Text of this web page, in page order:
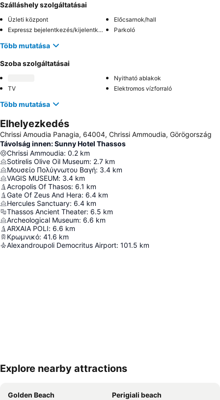
Szálláshely szolgáltatásai
Üzleti központ
Előcsarnok/hall
Expressz bejelentkezés/kijelentkezés
Parkoló
Több mutatása
Szoba szolgáltatásai
Nyitható ablakok
TV
Elektromos vízforraló
Több mutatása
Elhelyezkedés
Chrissi Amoudia Panagia, 64004, Chrissi Ammoudia, Görögország
Távolság innen: Sunny Hotel Thassos
Chrissi Ammoudia: 0.2 km
Sotirelis Olive Oil Museum: 2.7 km
Μουσείο Πολύγνωτου Βαγή: 3.4 km
VAGIS MUSEUM: 3.4 km
Acropolis Of Thasos: 6.1 km
Gate Of Zeus And Hera: 6.4 km
Hercules Sanctuary: 6.4 km
Thassos Ancient Theater: 6.5 km
Archeological Museum: 6.6 km
ARXAIA POLI: 6.6 km
Κρωμνικό: 41.6 km
Alexandroupoli Democritus Airport: 101.5 km
Nagy méretű térkép
Explore nearby attractions
Golden Beach Perigiali beach